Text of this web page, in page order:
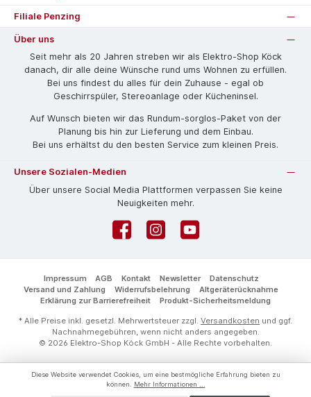
Filiale Penzing
Über uns
Seit mehr als 20 Jahren streben wir als Elektro-Shop Köck
danach, dir alle deine Wünsche rund ums Wohnen zu erfüllen.
Bei uns findest du alles für dein Zuhause - egal ob
Geschirrspüler, Stereoanlage oder Kücheninsel.
Auf Wunsch bieten wir das Rund­um-sorg­los-Pa­ket von der
Planung bis hin zur Lieferung und dem Einbau.
Bei uns erhältst du den besten Service zum kleinen Preis.
Unsere Sozialen-Medien
Über unsere Social Media Plattformen verpassen Sie keine
Neuigkeiten mehr.
FacebookInstagramYouTube
Impressum AGB Kontakt Newsletter
Datenschutz
Versand und Zahlung
Widerrufsbelehrung
Altgeräterücknahme
Erklärung zur Barrierefreiheit
Produkt-Sicherheitsmeldung
* Alle Preise inkl. gesetzl. Mehrwertsteuer zzgl. Versandkosten und ggf.
Nachnahmegebühren, wenn nicht anders angegeben.
© 2026 Elektro-Shop Köck GmbH - Alle Rechte vorbehalten.
Diese Website verwendet Cookies, um eine bestmögliche Erfahrung bieten zu
können.
Mehr Informationen ...